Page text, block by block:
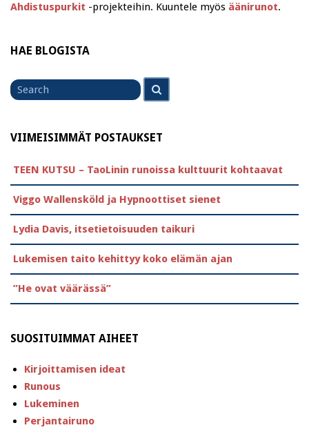
Ahdistuspurkit -projekteihin. Kuuntele myös äänirunot.
HAE BLOGISTA
for
VIIMEISIMMÄT POSTAUKSET
TEEN KUTSU – TaoLinin runoissa kulttuurit kohtaavat
Viggo Wallensköld ja Hypnoottiset sienet
Lydia Davis, itsetietoisuuden taikuri
Lukemisen taito kehittyy koko elämän ajan
”He ovat väärässä”
SUOSITUIMMAT AIHEET
Kirjoittamisen ideat
Runous
Lukeminen
Perjantairuno